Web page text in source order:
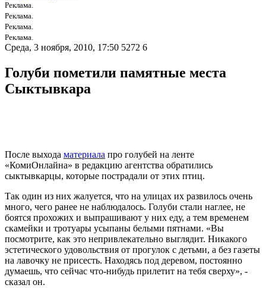
Реклама.
Реклама.
Реклама.
Реклама.
Среда, 3 ноября, 2010, 17:50 5272 6
Голуби пометили памятные места
Сыктывкара
После выхода материала про голубей на ленте
«КомиОнлайна» в редакцию агентства обратились
сыктывкарцы, которые пострадали от этих птиц.
Так один из них жалуется, что на улицах их развилось очень
много, чего ранее не наблюдалось. Голуби стали наглее, не
боятся прохожих и выпрашивают у них еду, а тем временем
скамейки и тротуары усыпаны белыми пятнами. «Вы
посмотрите, как это непривлекательно выглядит. Никакого
эстетического удовольствия от прогулок с детьми, а без газеты
на лавочку не присесть. Находясь под деревом, постоянно
думаешь, что сейчас что-нибудь прилетит на тебя сверху», -
сказал он.